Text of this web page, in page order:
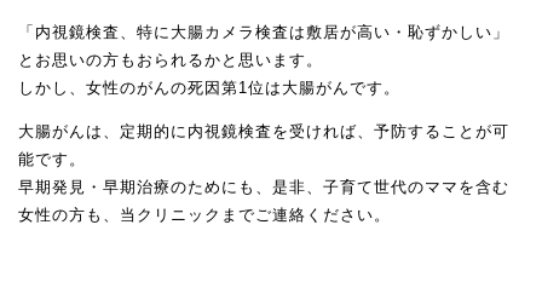
「内視鏡検査、特に大腸カメラ検査は敷居が高い・恥ずかしい」
とお思いの方もおられるかと思います。
しかし、女性のがんの死因第1位は大腸がんです。
大腸がんは、定期的に内視鏡検査を受ければ、予防することが可
能です。
早期発見・早期治療のためにも、是非、子育て世代のママを含む
女性の方も、当クリニックまでご連絡ください。